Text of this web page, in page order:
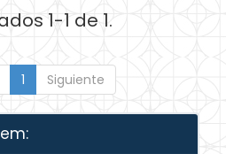
1-1 de 1.
1 Siguiente